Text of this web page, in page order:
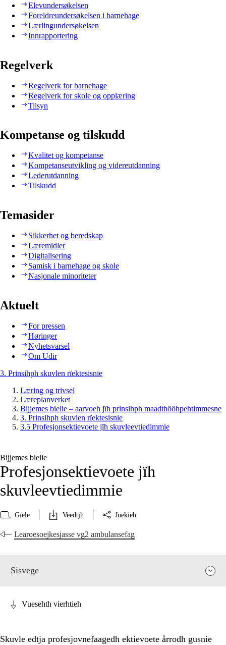
Elevundersøkelsen
Foreldreundersøkelsen i barnehage
Lærlingundersøkelsen
Innrapportering
Regelverk
Regelverk for barnehage
Regelverk for skole og opplæring
Tilsyn
Kompetanse og tilskudd
Kvalitet og kompetanse
Kompetanseutvikling og videreutdanning
Lederutdanning
Tilskudd
Temasider
Sikkerhet og beredskap
Læremidler
Digitalisering
Samisk i barnehage og skole
Nasjonale minoriteter
Aktuelt
For pressen
Høringer
Nyhetsvarsel
Om Udir
3. Prinsihph skuvlen rïektesisnie
Læring og trivsel
Læreplanverket
Bijjemes bielie – aarvoeh jïh prinsihph maadthööhpehtimmesne
3. Prinsihph skuvlen rïektesisnie
3.5 Profesjonsektievoete jïh skuvleevtiedimmie
Bijjemes bielie
Profesjonsektievoete jïh
skuvleevtiedimmie
Gïele Veedtjh Juekieh
Learoesoejkesjasse vg2 ambulansefag
Sisvege
Vuesehth vierhtieh
Skuvle edtja profesjovnefaagedh ektievoete årrodh gusnie